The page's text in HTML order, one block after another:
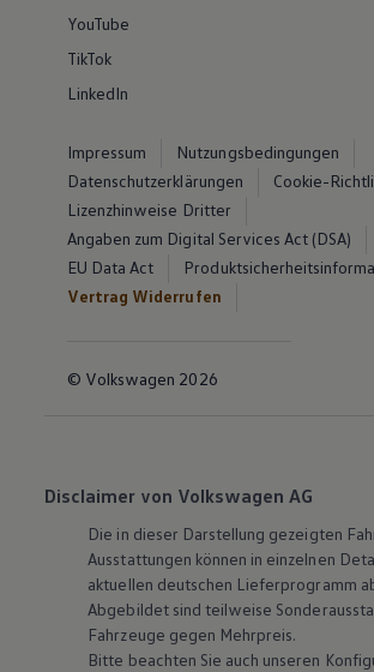
YouTube
TikTok
LinkedIn
Impressum
Nutzungsbedingungen
Datenschutzerklärungen
Cookie-
Lizenzhinweise Dritter
Angaben zum Digital Services Act (DSA)
EU Data Act
Vertrag Widerrufen
© Volkswagen 2026
Disclaimer von Volkswagen AG
Die in dieser Darstellung gezeigten
Ausstattungen können in einzelnen
aktuellen deutschen Lieferprogramm
Abgebildet sind teilweise
Fahrzeuge gegen Mehrpreis.
Bitte beachten Sie auch unseren